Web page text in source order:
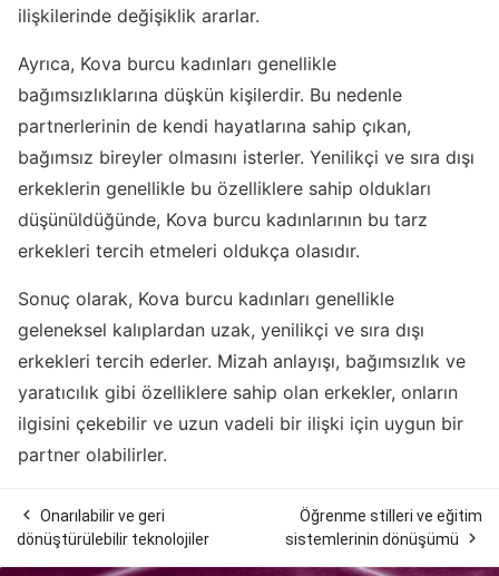
ilişkilerinde değişiklik ararlar.
Ayrıca, Kova burcu kadınları genellikle
bağımsızlıklarına düşkün kişilerdir. Bu nedenle
partnerlerinin de kendi hayatlarına sahip çıkan,
bağımsız bireyler olmasını isterler. Yenilikçi ve sıra dışı
erkeklerin genellikle bu özelliklere sahip oldukları
düşünüldüğünde, Kova burcu kadınlarının bu tarz
erkekleri tercih etmeleri oldukça olasıdır.
Sonuç olarak, Kova burcu kadınları genellikle
geleneksel kalıplardan uzak, yenilikçi ve sıra dışı
erkekleri tercih ederler. Mizah anlayışı, bağımsızlık ve
yaratıcılık gibi özelliklere sahip olan erkekler, onların
ilgisini çekebilir ve uzun vadeli bir ilişki için uygun bir
partner olabilirler.
 Onarılabilir ve geri
dönüştürülebilir teknolojiler
Öğrenme stilleri ve eğitim
sistemlerinin dönüşümü
